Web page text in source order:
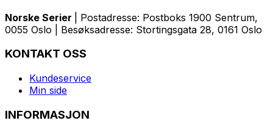
Norske Serier
| Postadresse: Postboks 1900 Sentrum,
0055 Oslo | Besøksadresse: Stortingsgata 28, 0161 Oslo
KONTAKT OSS
Kundeservice
Min side
INFORMASJON